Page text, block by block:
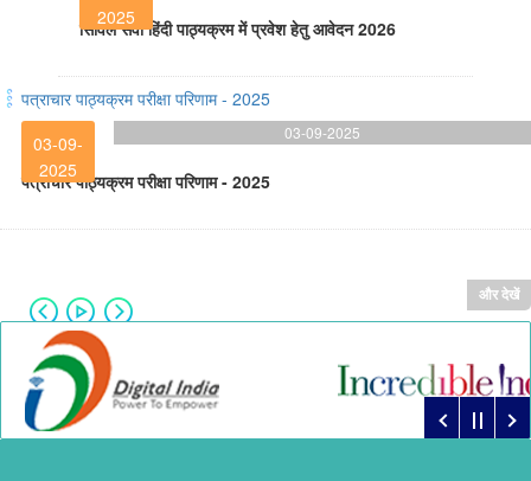
2025
सिविल सेवा हिंदी पाठ्यक्रम में प्रवेश हेतु आवेदन 2026
पत्राचार पाठ्यक्रम परीक्षा परिणाम - 2025
03-09-
2025
03-09-2025
पत्राचार पाठ्यक्रम परीक्षा परिणाम - 2025
और देखें